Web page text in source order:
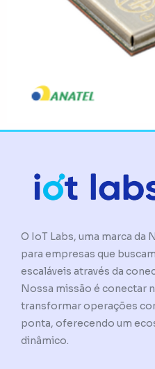
O IoT Labs, uma marca da
para empresas que
escaláveis através da
Nossa missão é conectar
transformar operações
ponta, oferecendo um
dinâmico.